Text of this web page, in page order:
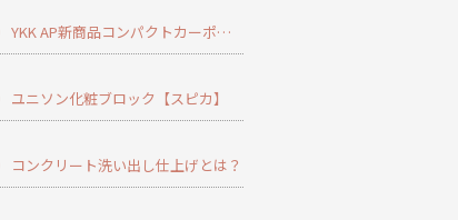
YKK AP新商品コンパクトカーポート登場！
ユニソン化粧ブロック【スピカ】
コンクリート洗い出し仕上げとは？